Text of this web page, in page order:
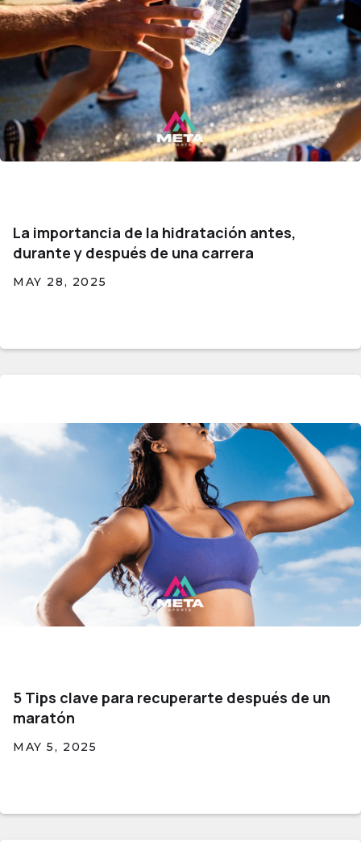
La importancia de la hidratación antes,
durante y después de una carrera
MAY 28, 2025
5 Tips clave para recuperarte después de un
maratón
MAY 5, 2025